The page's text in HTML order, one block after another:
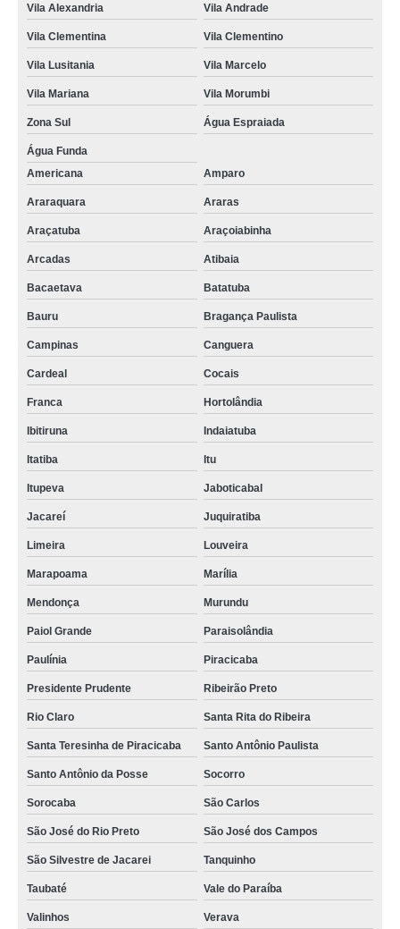
Vila Alexandria Vila Andrade
Vila Clementina Vila Clementino
Vila Lusitania Vila Marcelo
Vila Mariana Vila Morumbi
Zona Sul Água Espraiada
Água Funda
Americana
Amparo
Araraquara Araras
Araçatuba Araçoiabinha
Arcadas Atibaia
Bacaetava Batatuba
Bauru Bragança Paulista
Campinas Canguera
Cardeal Cocais
Franca Hortolândia
Ibitiruna Indaiatuba
Itatiba Itu
Itupeva Jaboticabal
Jacareí Juquiratiba
Limeira Louveira
Marapoama Marília
Mendonça Murundu
Paiol Grande Paraisolândia
Paulínia Piracicaba
Presidente Prudente Ribeirão Preto
Rio Claro Santa Rita do Ribeira
Santa Teresinha de Piracicaba Santo Antônio Paulista
Santo Antônio da Posse Socorro
Sorocaba São Carlos
São José do Rio Preto São José dos Campos
São Silvestre de Jacarei Tanquinho
Taubaté Vale do Paraíba
Valinhos Verava